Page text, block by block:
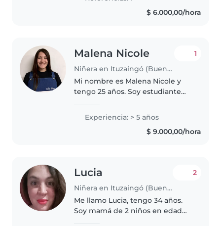
$ 6.000,00/hora
Malena Nicole
Niñera en Ituzaingó (Buenos Aires)
1
Mi nombre es Malena Nicole y
tengo 25 años. Soy estudiante
nivel inicial, mejor conocido
como maestra jardinera. Poseo
habilidades en la cocinar, puedo..
Experiencia: > 5 años
$ 9.000,00/hora
Lucia
Niñera en Ituzaingó (Buenos Aires)
2
Me llamo Lucia, tengo 34 años.
Soy mamá de 2 niños en edad